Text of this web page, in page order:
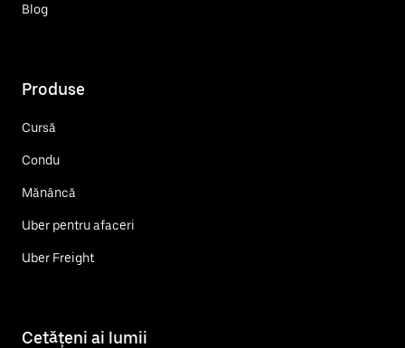
Blog
Produse
Cursă
Condu
Mănâncă
Uber pentru afaceri
Uber Freight
Cetățeni ai lumii